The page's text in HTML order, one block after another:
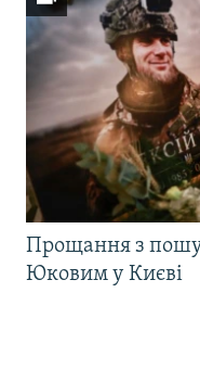
Прощання з
Юковим у Києві